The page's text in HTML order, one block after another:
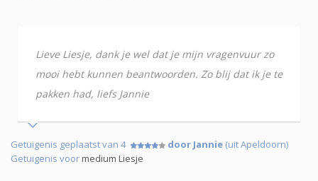
Lieve Liesje, dank je wel dat je mijn vragenvuur zo
mooi hebt kunnen beantwoorden. Zo blij dat ik je te
pakken had, liefs Jannie
Getuigenis geplaatst van 4 door Jannie (uit Apeldoorn)
Getuigenis voormedium Liesje